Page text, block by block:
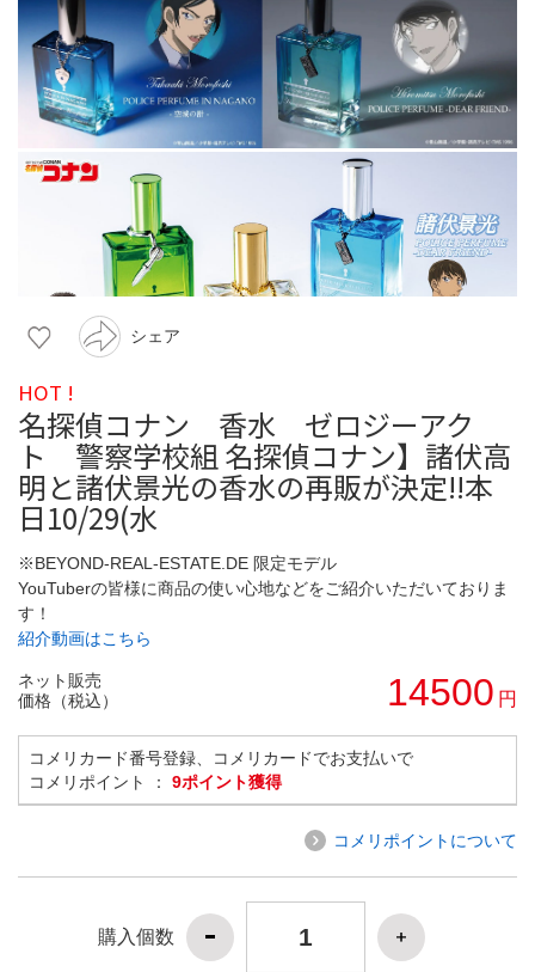
シェア
HOT !
名探偵コナン 香水 ゼロジーアク
ト 警察学校組 名探偵コナン】諸伏高
明と諸伏景光の香水の再販が決定!!本
日10/29(水
※BEYOND-REAL-ESTATE.DE 限定モデル
YouTuberの皆様に商品の使い心地などをご紹介いただいておりま
す！
紹介動画はこちら
ネット販売
価格（税込）
14500 円
コメリカード番号登録、コメリカードでお支払いで
コメリポイント ： 9ポイント獲得
コメリポイントについて
購入個数